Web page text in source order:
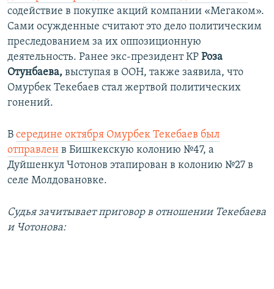
содействие в покупке акций компании «Мегаком».
Сами осужденные считают это дело политическим
преследованием за их оппозиционную
деятельность. Ранее экс-президент КР Роза
Отунбаева, выступая в ООН, также заявила, что
Омурбек Текебаев стал жертвой политических
гонений.
В середине октября Омурбек Текебаев был
отправлен в Бишкекскую колонию №47, а
Дуйшенкул Чотонов этапирован в колонию №27 в
селе Молдовановке.
Судья зачитывает приговор в отношении Текебаева
и Чотонова: